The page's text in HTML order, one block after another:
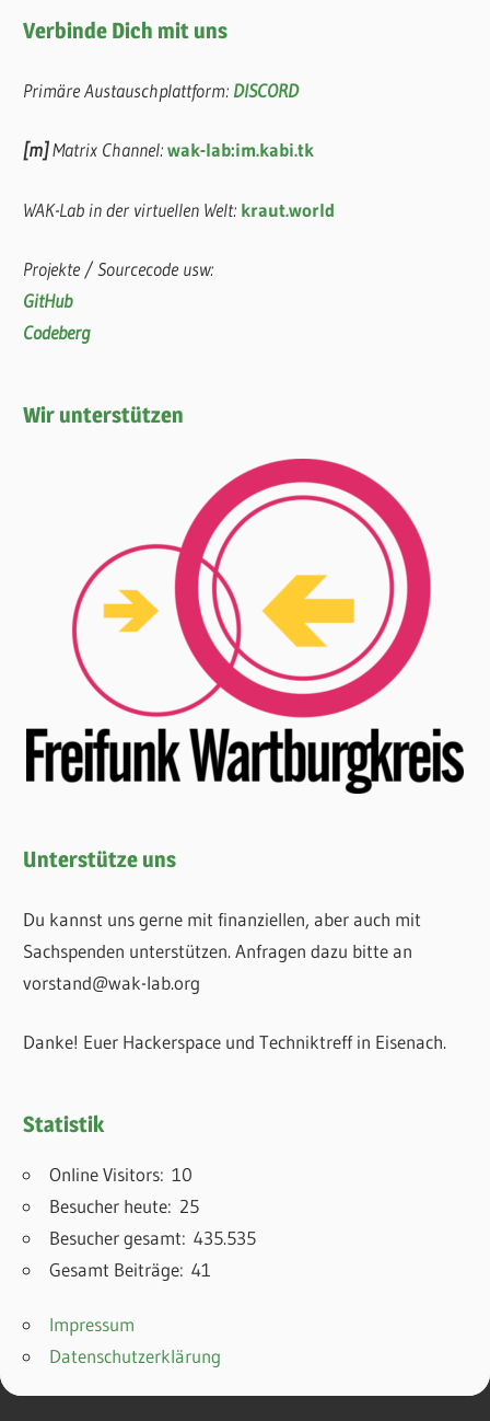
Verbinde Dich mit uns
Primäre Austauschplattform: DISCORD
[m]Matrix Channel:wak-lab:im.kabi.tk
WAK-Lab in der virtuellen Welt: kraut.world
Projekte / Sourcecode usw:
GitHub
Codeberg
Wir unterstützen
Unterstütze uns
Du kannst uns gerne mit finanziellen, aber auch mit
Sachspenden unterstützen. Anfragen dazu bitte an
vorstand@wak-lab.org
Danke! Euer Hackerspace und Techniktreff in Eisenach.
Statistik
Online Visitors:10
Besucher heute: 25
Besucher gesamt:435.535
Gesamt Beiträge:41
Impressum
Datenschutzerklärung